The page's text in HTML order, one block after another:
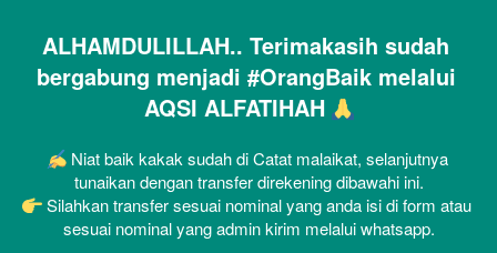
ALHAMDULILLAH.. Terimakasih sudah
bergabung menjadi #OrangBaik melalui
AQSI ALFATIHAH
Niat baik kakak sudah di Catat malaikat, selanjutnya
tunaikan dengan transfer direkening dibawahi ini.
Silahkan transfer sesuai nominal yang anda isi di form atau
sesuai nominal yang admin kirim melalui whatsapp.